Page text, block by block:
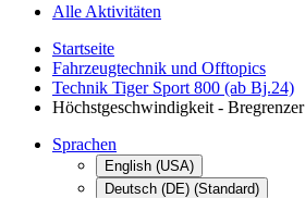
Alle Aktivitäten
Startseite
Fahrzeugtechnik und Offtopics
Technik Tiger Sport 800 (ab Bj.24)
Höchstgeschwindigkeit - Bregrenzer
Sprachen
English (USA)
Deutsch (DE) (Standard)